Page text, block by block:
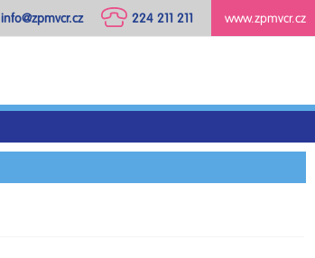
www.zpmvcr.cz
224 211 211
info@zpmvcr.cz